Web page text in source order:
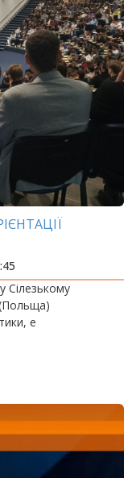
Сілезькому
(Польща)
е